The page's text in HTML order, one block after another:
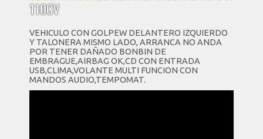
110CV
VEHICULO CON GOLPEW DELANTERO IZQUIERDO
Y TALONERA MISMO LADO, ARRANCA NO ANDA
POR TENER DAÑADO BONBIN DE
EMBRAGUE,AIRBAG OK,CD CON ENTRADA
USB,CLIMA,VOLANTE MULTI FUNCION CON
MANDOS AUDIO,TEMPOMAT.